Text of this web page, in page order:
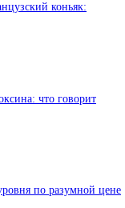
коньяк:
что говорит
по разумной цене